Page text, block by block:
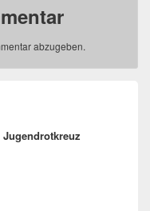
abzugeben.